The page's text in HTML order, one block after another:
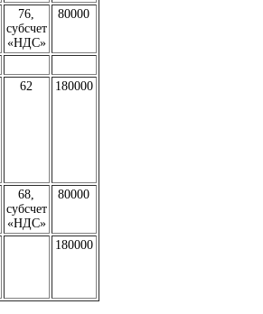
76,
субсчет
«НДС»
80000
62 180000
68,
субсчет
«НДС»
80000
180000